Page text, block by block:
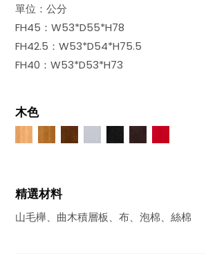
單位：公分
FH45：W53*D55*H78
FH42.5：W53*D54*H75.5
FH40：W53*D53*H73
木色
精選材料
山毛櫸、曲木積層板、布、泡棉、絲棉